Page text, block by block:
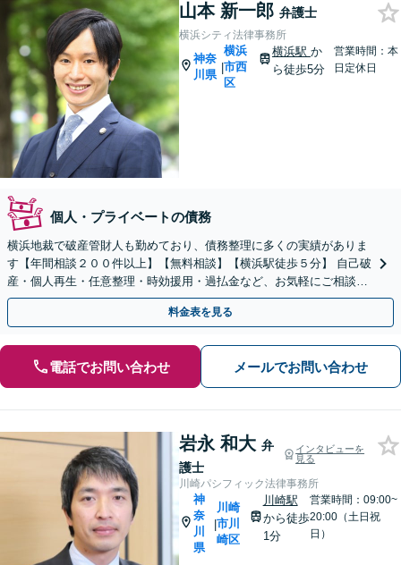
山本 新一郎 弁護士
横浜シティ法律事務所
神奈
川県
|
横浜
市西
区
横浜駅 か
ら徒歩5分
営業時間：本
日定休日
個人・プライベートの債務
横浜地裁で破産管財人も勤めており、債務整理に多くの実績がありま
す【年間相談２００件以上】【無料相談】【横浜駅徒歩５分】 自己破
産・個人再生・任意整理・時効援用・過払金など、お気軽にご相談く
ださい！
料金表を見る
電話でお問い合わせ メールでお問い合わせ
岩永 和大 弁
護士
インタビューを
見る
川崎パシフィック法律事務所
神
奈
川
県
|
川崎
市川
崎区
川崎駅
から徒歩
1分
営業時間：09:00~
20:00（土日祝
日）